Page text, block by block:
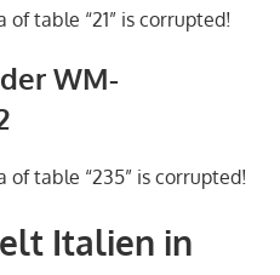
table “21” is corrupted!
WM-
table “235” is corrupted!
Italien in